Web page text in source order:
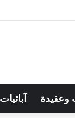
وعقيدة آبائيات